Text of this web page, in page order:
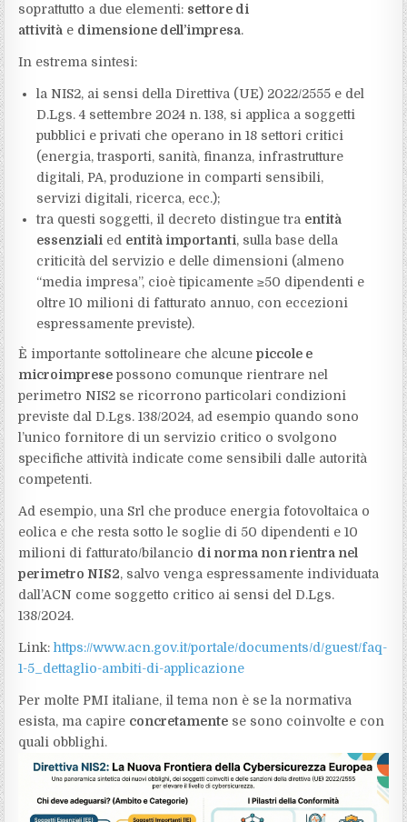
soprattutto a due elementi: settore di
attività e dimensione dell’impresa.
In estrema sintesi:
la NIS2, ai sensi della Direttiva (UE) 2022/2555 e del
D.Lgs. 4 settembre 2024 n. 138, si applica a soggetti
pubblici e privati che operano in 18 settori critici
(energia, trasporti, sanità, finanza, infrastrutture
digitali, PA, produzione in comparti sensibili,
servizi digitali, ricerca, ecc.);
tra questi soggetti, il decreto distingue tra entità
essenziali ed entità importanti, sulla base della
criticità del servizio e delle dimensioni (almeno
“media impresa”, cioè tipicamente ≥50 dipendenti e
oltre 10 milioni di fatturato annuo, con eccezioni
espressamente previste).
È importante sottolineare che alcunepiccole e
microimprese possono comunque rientrare nel
perimetro NIS2 se ricorrono particolari condizioni
previste dal D.Lgs. 138/2024, ad esempio quando sono
l’unico fornitore di un servizio critico o svolgono
specifiche attività indicate come sensibili dalle autorità
competenti.
Ad esempio, una Srl che produce energia fotovoltaica o
eolica e che resta sotto le soglie di 50 dipendenti e 10
milioni di fatturato/bilancio di norma non rientra nel
perimetro NIS2, salvo venga espressamente individuata
dall’ACN come soggetto critico ai sensi del D.Lgs.
138/2024.
Link:https://www.acn.gov.it/portale/documents/d/guest/faq-
1-5_dettaglio-ambiti-di-applicazione
Per molte PMI italiane, il tema non è se la normativa
esista, ma capire concretamente se sono coinvolte e con
quali obblighi.